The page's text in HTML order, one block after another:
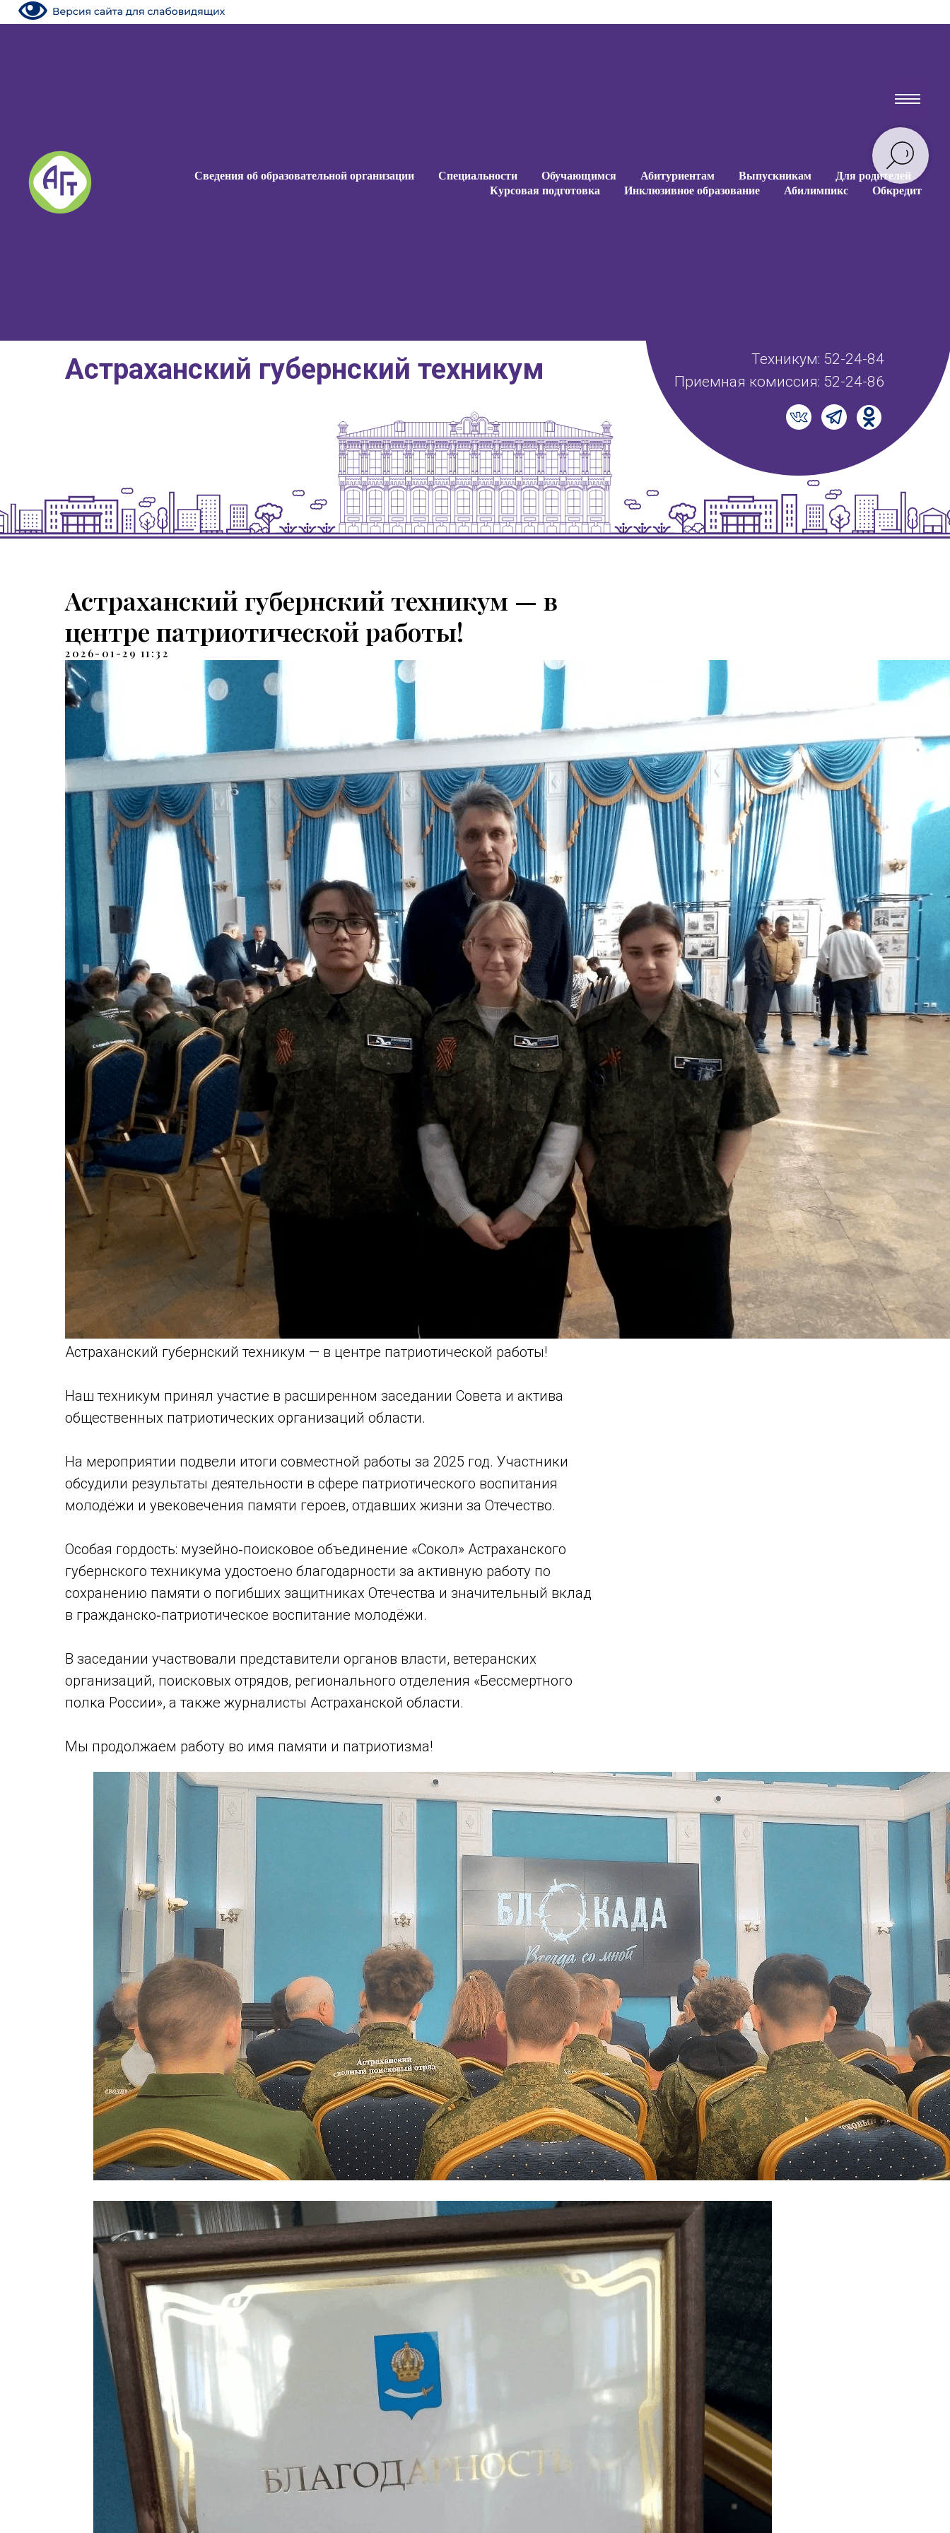
Сведения об образовательной организации Специальности Обучающимся Абитуриентам Выпускникам
Для родителей
Курсовая подготовка
Инклюзивное образование Абилимпикс Обкредит
Обкредит
Астраханский губернский техникум
Техникум: 52-24-84
Приемная комиссия: 52-24-86
Астраханский губернский техникум — в
центре патриотической работы!
2026-01-29 11:32
Астраханский губернский техникум — в центре патриотической работы!
Наш техникум принял участие в расширенном заседании Совета и актива
общественных патриотических организаций области.
На мероприятии подвели итоги совместной работы за 2025 год. Участники
обсудили результаты деятельности в сфере патриотического воспитания
молодёжи и увековечения памяти героев, отдавших жизни за Отечество.
Особая гордость: музейно‑поисковое объединение «Сокол» Астраханского
губернского техникума удостоено благодарности за активную работу по
сохранению памяти о погибших защитниках Отечества и значительный вклад
в гражданско‑патриотическое воспитание молодёжи.
В заседании участвовали представители органов власти, ветеранских
организаций, поисковых отрядов, регионального отделения «Бессмертного
полка России», а также журналисты Астраханской области.
Мы продолжаем работу во имя памяти и патриотизма!